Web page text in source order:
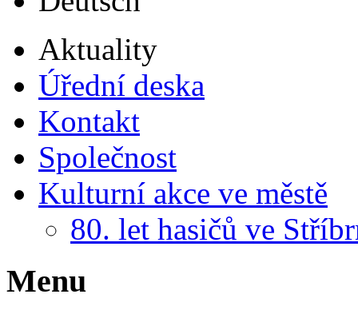
Aktuality
Úřední deska
Kontakt
Společnost
Kulturní akce ve městě
80. let hasičů ve
Menu